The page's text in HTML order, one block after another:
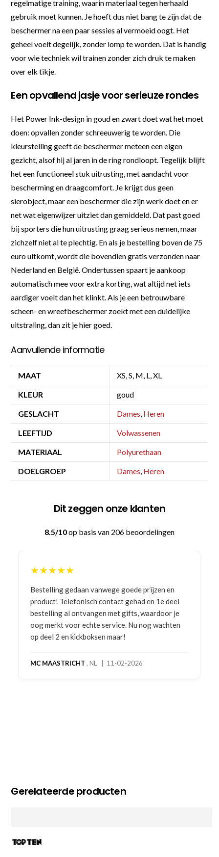
regelmatige training, waarin materiaal tegen herhaald
gebruik moet kunnen. Je hoeft dus niet bang te zijn dat de
beschermer na een paar sessies al vermoeid oogt. Het
geheel voelt degelijk, zonder lomp te worden. Dat is handig
voor wie techniek wil trainen zonder zich druk te maken
over elk tikje.
Een opvallend jasje voor serieuze rondes
Het Power Ink-design in goud en zwart doet wat het moet
doen: opvallen zonder schreeuwerig te worden. Die
kleurstelling geeft de beschermer meteen een eigen
gezicht, alsof hij al jaren in de ring rondloopt. Tegelijk blijft
het een functioneel stuk uitrusting, met aandacht voor
bescherming en draagcomfort. Je krijgt dus geen
sierobject, maar een beschermer die zijn werk doet en er
net wat eigenwijzer uitziet dan gemiddeld. Dat past goed
bij sporters die hun uitrusting graag serieus nemen, maar
zichzelf niet al te plechtig. En als je bestelling boven de 75
euro uitkomt, wordt die bovendien gratis verzonden naar
Nederland en België. Ondertussen spaart je aankoop
automatisch mee voor extra korting, wat altijd net iets
aardiger voelt dan het klinkt. Als je een betrouwbare
scheen- en wreefbeschermer zoekt met een duidelijke
uitstraling, dan zit je hier goed.
Aanvullende informatie
MAAT XS, S, M, L, XL
KLEUR goud
GESLACHT Dames, Heren
LEEFTIJD Volwassenen
MATERIAAL Polyurethaan
DOELGROEP Dames, Heren
Dit zeggen onze klanten
8.5/10op basis van 206 beoordelingen
★★★★★
Bestelling gedaan vanwege goede prijzen en
product! Telefonisch contact gehad en 1e deel
bestelling al ontvangen met gifts, waardoor je
oog merkt voor echte service. Nu nog wachten
op deel 2 en kickboksen maar!
MC MAASTRICHT , NL | 11-02-2026
Gerelateerde producten